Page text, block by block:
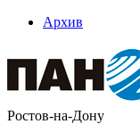
Архив
Ростов-на-Дону